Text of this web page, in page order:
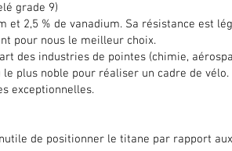
grade 9)
et 2,5 % de vanadium. Sa résistance est
pour nous le meilleur choix.
des industries de pointes (chimie,
plus noble pour réaliser un cadre de vélo.
exceptionnelles.
de positionner le titane par rapport